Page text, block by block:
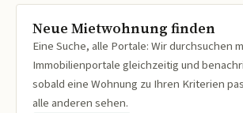
Neue Mietwohnung finden
Eine Suche, alle Portale: Wir durchsuchen
Immobilienportale gleichzeitig und
sobald eine Wohnung zu Ihren Kriterien
alle anderen sehen.